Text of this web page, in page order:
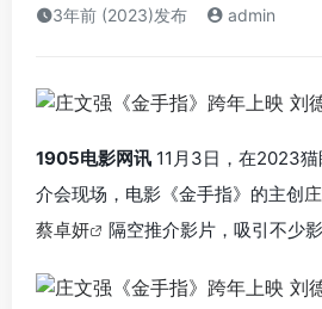
3年前 (2023)发布 admin
1905电影网讯 11月3日，在2023
介会现场，电影《金手指》的主创
蔡卓妍
隔空推介影片，吸引不少